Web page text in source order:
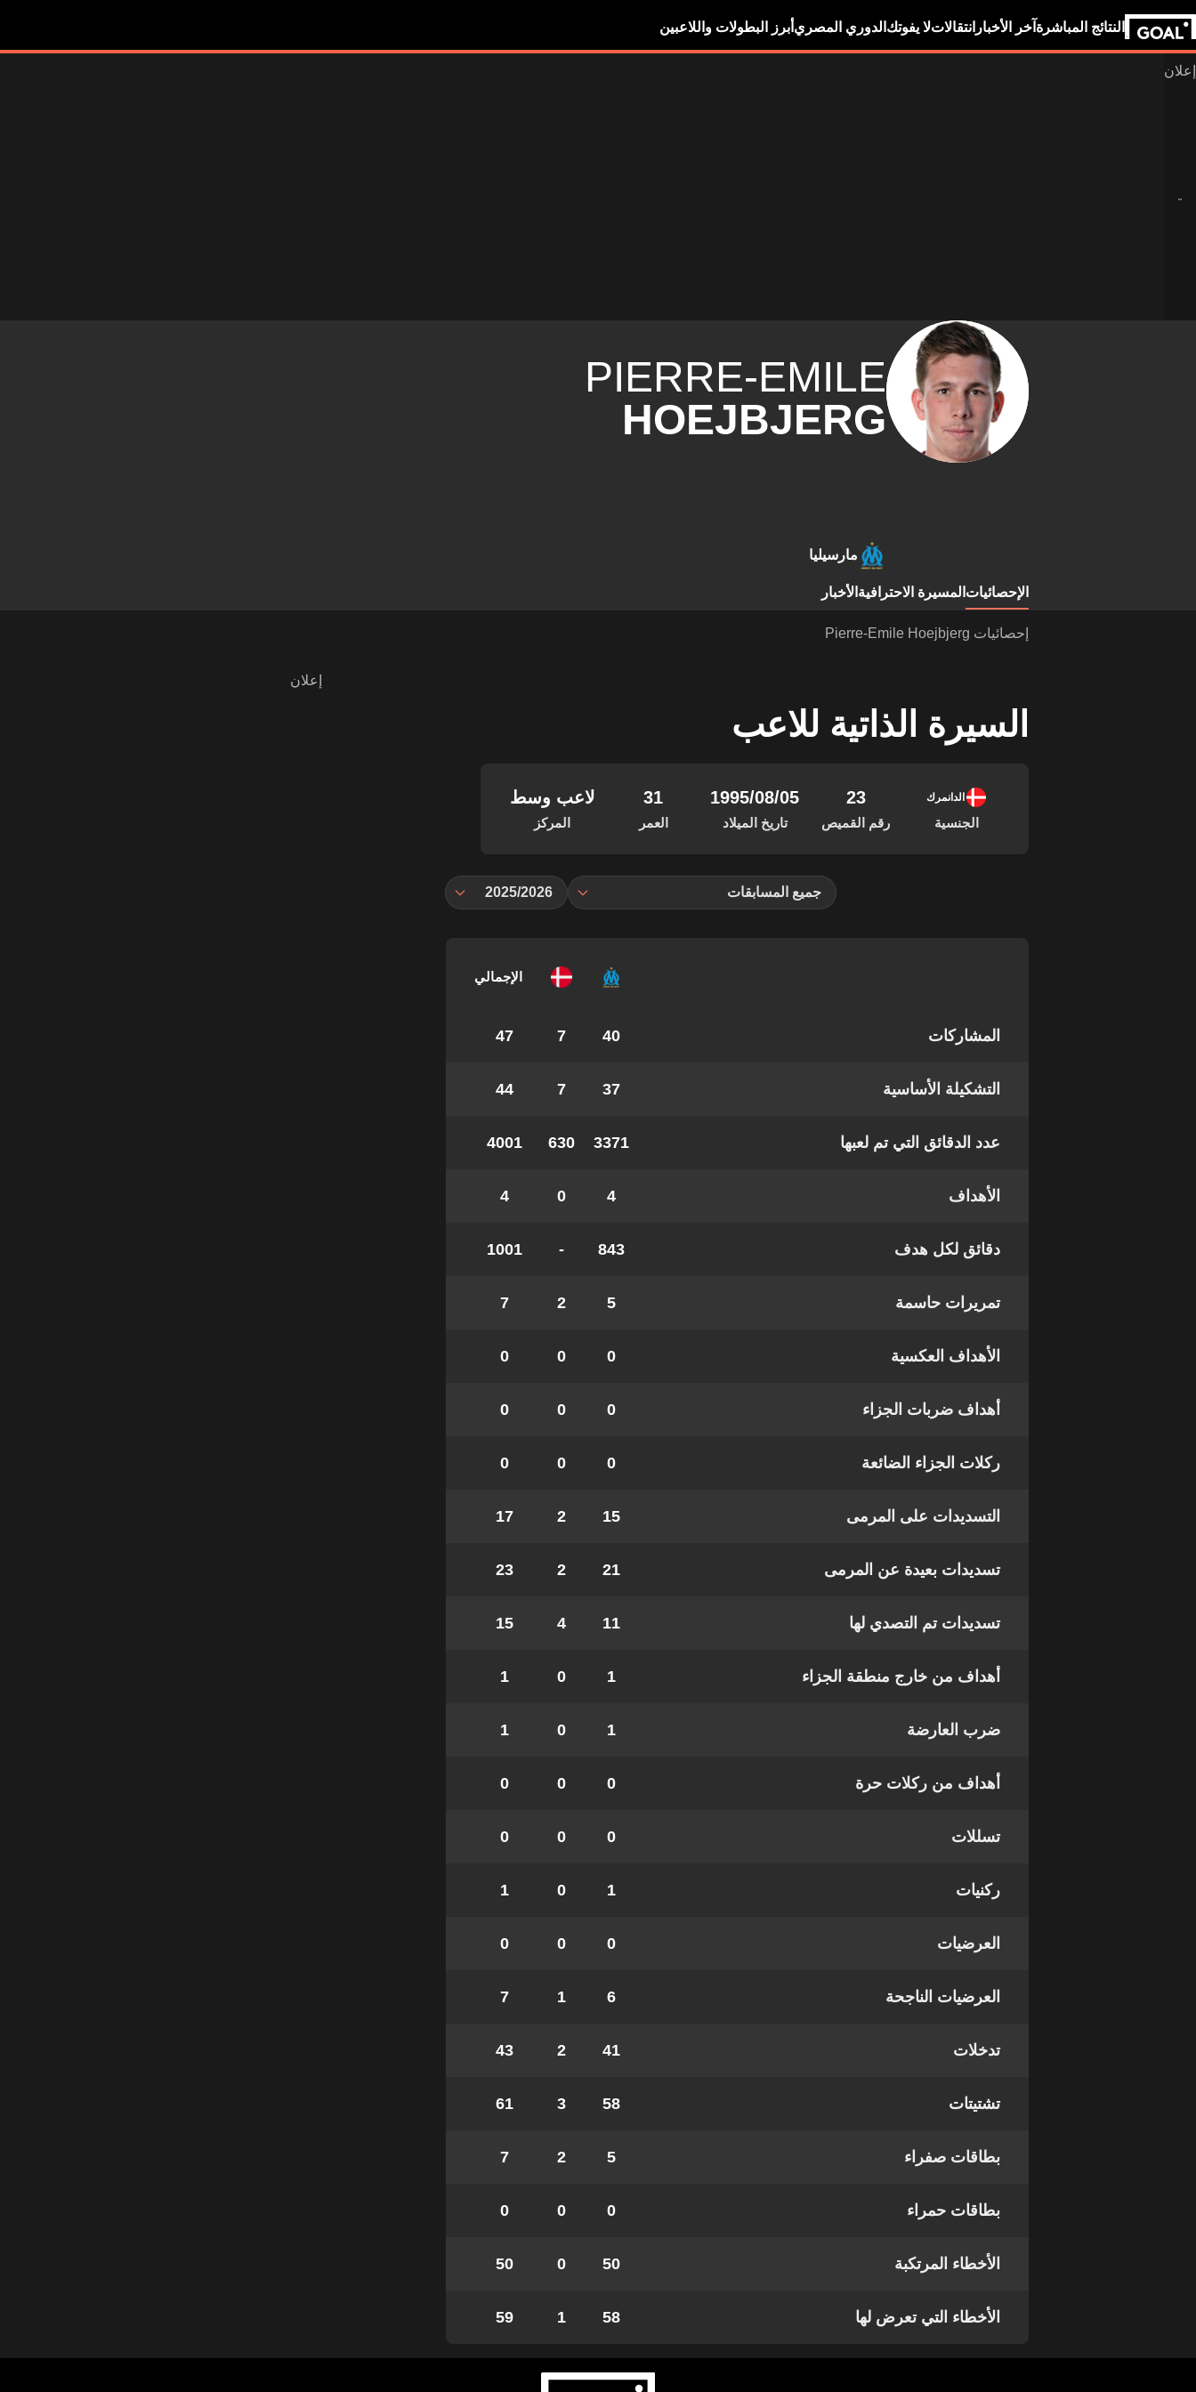
النتائج المباشرة آخر الأخبار انتقالاتلا يفوتك الدوري المصري أبرز البطولات واللاعبين
PIERRE-EMILE
HOEJBJERG
مارسيليا
الإحصائيات المسيرة الاحترافية الأخبار
إحصائيات Pierre-Emile Hoejbjerg
السيرة الذاتية للاعب
الدانمرك
الجنسية
23
رقم القميص
05‏/08‏/1995
تاريخ الميلاد
31
العمر
لاعب وسط
المركز
جميع المسابقات 2025/2026
الإجمالي
المشاركات 40
7
47
التشكيلة الأساسية 37
7
44
عدد الدقائق التي تم لعبها 3371
630
4001
الأهداف 4
0
4
دقائق لكل هدف 843
-
1001
تمريرات حاسمة 5
2
7
الأهداف العكسية 0
0
0
أهداف ضربات الجزاء 0
0
0
ركلات الجزاء الضائعة 0
0
0
التسديدات على المرمى 15
2
17
تسديدات بعيدة عن المرمى 21
2
23
تسديدات تم التصدي لها 11
4
15
أهداف من خارج منطقة الجزاء 1
0
1
ضرب العارضة 1
0
1
أهداف من ركلات حرة 0
0
0
تسللات 0
0
0
ركنيات 1
0
1
العرضيات 0
0
0
العرضيات الناجحة 6
1
7
تدخلات 41
2
43
تشتيتات 58
3
61
بطاقات صفراء 5
2
7
بطاقات حمراء 0
0
0
الأخطاء المرتكبة 50
0
50
الأخطاء التي تعرض لها 58
1
59